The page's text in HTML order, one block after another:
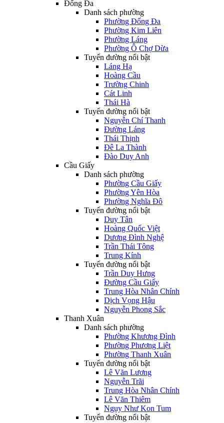
Đống Đa
Danh sách phường
Phường Đống Đa
Phường Kim Liên
Phường Láng
Phường Ô Chợ Dừa
Tuyến đường nổi bật
Láng Hạ
Hoàng Cầu
Trường Chinh
Cát Linh
Thái Hà
Tuyến đường nổi bật
Nguyễn Chí Thanh
Đường Láng
Thái Thịnh
Đê La Thành
Đào Duy Anh
Cầu Giấy
Danh sách phường
Phường Cầu Giấy
Phường Yên Hòa
Phường Nghĩa Đô
Tuyến đường nổi bật
Duy Tân
Hoàng Quốc Việt
Dương Đình Nghệ
Trần Thái Tông
Trung Kính
Tuyến đường nổi bật
Trần Duy Hưng
Đường Cầu Giấy
Trung Hòa Nhân Chính
Dịch Vọng Hậu
Nguyễn Phong Sắc
Thanh Xuân
Danh sách phường
Phường Khương Đình
Phường Phương Liệt
Phường Thanh Xuân
Tuyến đường nổi bật
Lê Văn Lương
Nguyễn Trãi
Trung Hòa Nhân Chính
Lê Văn Thiêm
Ngụy Như Kon Tum
Tuyến đường nổi bật